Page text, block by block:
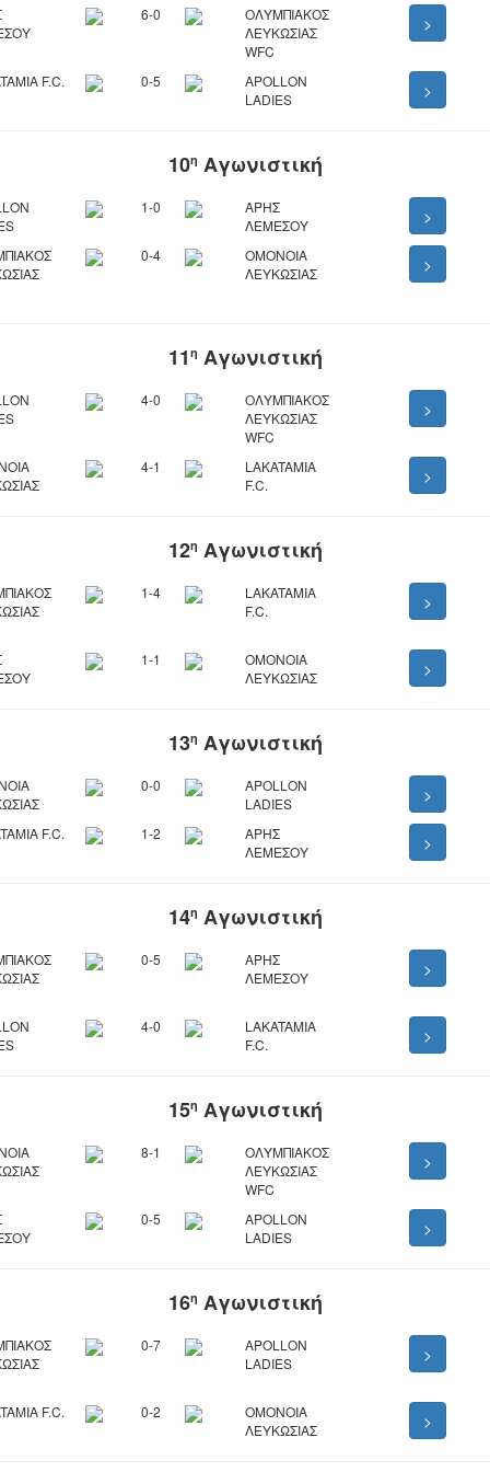
6-0
ΟΛΥΜΠΙΑΚΟΣ
ΛΕΥΚΩΣΙΑΣ
WFC
>
F.C. 0-5
APOLLON
LADIES
>
10η Αγωνιστική
1-0
ΑΡΗΣ
ΛΕΜΕΣΟΥ
>
0-4
ΟΜΟΝΟΙΑ
ΛΕΥΚΩΣΙΑΣ
>
11 η Αγωνιστική
4-0
ΟΛΥΜΠΙΑΚΟΣ
ΛΕΥΚΩΣΙΑΣ
WFC
>
4-1
LAKATAMIA
F.C.
>
12η Αγωνιστική
1-4
LAKATAMIA
F.C.
>
1-1
ΟΜΟΝΟΙΑ
ΛΕΥΚΩΣΙΑΣ
>
13η Αγωνιστική
0-0
APOLLON
LADIES
>
F.C. 1-2
ΑΡΗΣ
ΛΕΜΕΣΟΥ
>
14η Αγωνιστική
0-5
ΑΡΗΣ
ΛΕΜΕΣΟΥ
>
4-0
LAKATAMIA
F.C.
>
15η Αγωνιστική
8-1
ΟΛΥΜΠΙΑΚΟΣ
ΛΕΥΚΩΣΙΑΣ
WFC
>
0-5
APOLLON
LADIES
>
16η Αγωνιστική
0-7
APOLLON
LADIES
>
F.C. 0-2
ΟΜΟΝΟΙΑ
ΛΕΥΚΩΣΙΑΣ
>